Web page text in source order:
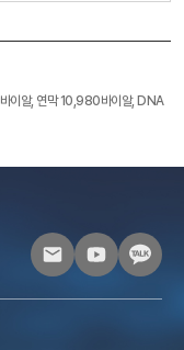
이알, 연막 10,980바이알, DNA